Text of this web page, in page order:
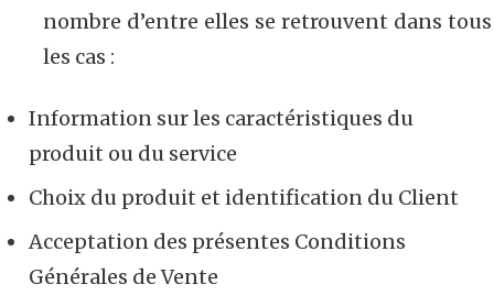
nombre d’entre elles se retrouvent dans tous
les cas :
Information sur les caractéristiques du
produit ou du service
Choix du produit et identification du Client
Acceptation des présentes Conditions
Générales de Vente